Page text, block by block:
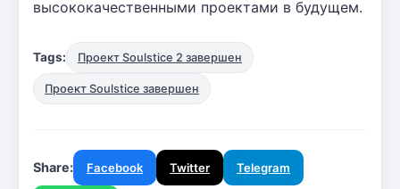
высококачественными проектами в будущем.
Tags: Проект Soulstice 2 завершен
Проект Soulstice завершен
Share: Facebook Twitter Telegram